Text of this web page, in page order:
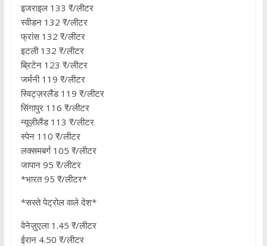
इजराइल 133 ₹/लीटर
स्वीडन 132 ₹/लीटर
फ्रांस 132 ₹/लीटर
इटली 132 ₹/लीटर
ब्रिटेन 123 ₹/लीटर
जर्मनी 119 ₹/लीटर
स्विट्ज़रलैंड 119 ₹/लीटर
सिंगापुर 116 ₹/लीटर
न्यूज़ीलैंड 113 ₹/लीटर
स्पेन 110 ₹/लीटर
लक्समबर्ग 105 ₹/लीटर
जापान 95 ₹/लीटर
*भारत 95 ₹/लीटर*
*सस्ते पेट्रोल वाले देश*
वेनेज़ुएला 1.45 ₹/लीटर
ईरान 4.50 ₹/लीटर